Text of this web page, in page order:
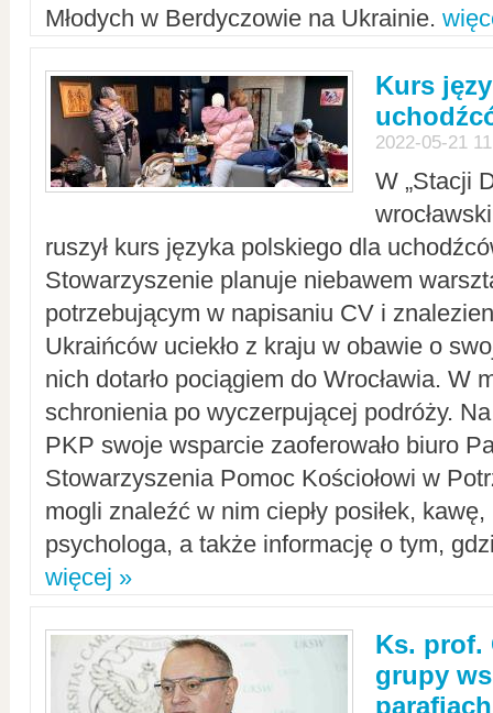
Młodych w Berdyczowie na Ukrainie.
Kurs
2022-05-21
W „Stacji
ruszył kurs języka polskiego dla
Stowarzyszenie planuje niebawem
potrzebującym w napisaniu CV i
Ukraińców uciekło z kraju w obawie o
nich dotarło pociągiem do Wrocławia. W
schronienia po wyczerpującej podróży.
PKP swoje wsparcie zaoferowało biuro
Stowarzyszenia Pomoc Kościołowi w
mogli znaleźć w nim ciepły posiłek,
psychologa, a także informację o tym,
więcej »
Ks. prof.
grupy
parafiach